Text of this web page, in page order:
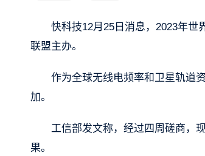
快科技12月25日消息，2023年世
联盟主办。
作为全球无线电频率和卫星轨道
加。
工信部发文称，经过四周磋商，
果。